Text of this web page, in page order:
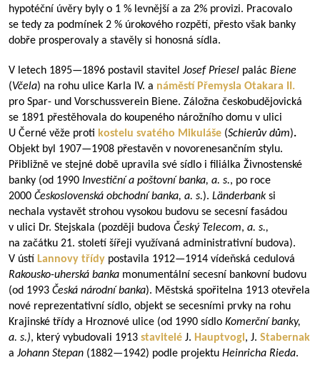
hypotéční úvěry byly o 1 % levnější a za 2% provizi. Pracovalo
se tedy za podmínek 2 % úrokového rozpětí, přesto však banky
dobře prosperovaly a stavěly si honosná sídla.
V letech 1895—1896 postavil stavitel Josef Priesel palác Biene
(Včela) na rohu ulice Karla IV. a náměstí Přemysla Otakara II.
pro Spar- und Vorschussverein Biene. Záložna českobudějovická
se 1891 přestěhovala do koupeného nárožního domu v ulici
U Černé věže proti kostelu svatého Mikuláše (Schierův dům).
Objekt byl 1907—1908 přestavěn v novorenesančním stylu.
Přibližně ve stejné době upravila své sídlo i filiálka Živnostenské
banky (od 1990 Investiční a poštovní banka, a. s., po roce
2000 Československá obchodní banka, a. s.). Länderbanksi
nechala vystavět strohou vysokou budovu se secesní fasádou
v ulici Dr. Stejskala (později budova Český Telecom, a. s.,
na začátku 21. století šířeji využívaná administrativní budova).
V ústí Lannovy třídy postavila 1912—1914 vídeňská cedulová
Rakousko-uherská banka monumentální secesní bankovní budovu
(od 1993 Česká národní banka). Městská spořitelna 1913 otevřela
nové reprezentativní sídlo, objekt se secesními prvky na rohu
Krajinské třídy a Hroznové ulice (od 1990 sídlo Komerční banky,
a. s.), který vybudovali 1913 stavitelé J. Hauptvogl , J. Stabernak
a Johann Stepan (1882—1942) podle projektu Heinricha Rieda.